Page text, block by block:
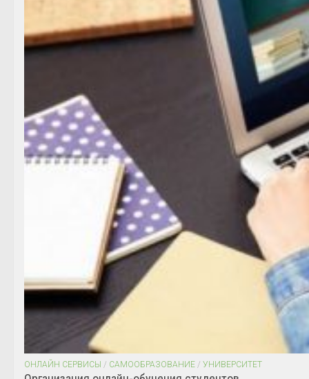
ОНЛАЙН СЕРВИСЫ / САМООБРАЗОВАНИЕ / УНИВЕРСИТЕТ